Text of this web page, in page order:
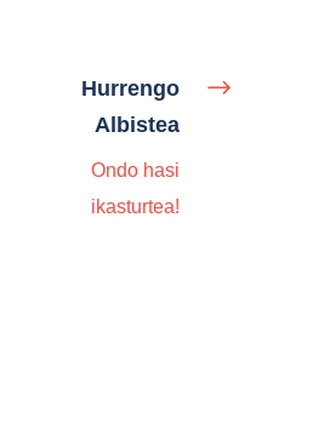
Hurrengo
Albistea
Ondo hasi
ikasturtea!